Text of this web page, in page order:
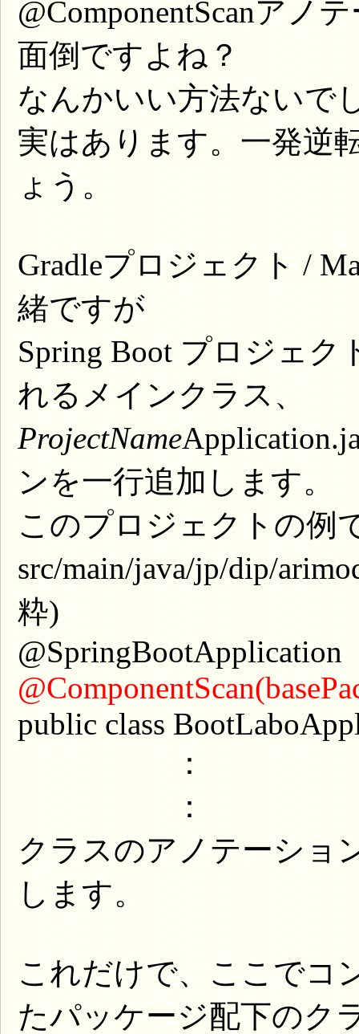
@ComponentScanアノ
面倒ですよね？
なんかいい方法ないで
実はあります。一発逆
ょう。
Gradleプロジェクト /
緒ですが
Spring Boot プロジェ
れるメインクラス、
ProjectName
ンを一行追加します。
このプロジェクトの例
src/main/java/jp/dip/
粋)
@SpringBootApplication
public class
：
：
クラスのアノテーショ
します。
これだけで、ここでコ
たパッケージ配下のク